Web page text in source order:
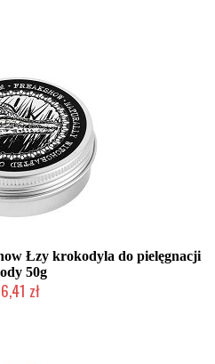
Łzy krokodyla do pielęgnacji
50g
zł